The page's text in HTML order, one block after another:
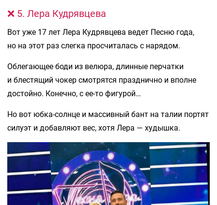
❌ 5. Лера Кудрявцева
Вот уже 17 лет Лера Кудрявцева ведет Песню года,
но на этот раз слегка просчиталась с нарядом.
Облегающее боди из велюра, длинные перчатки
и блестящий чокер смотрятся празднично и вполне
достойно. Конечно, с ее-то фигурой…
Но вот юбка-солнце и массивный бант на талии портят
силуэт и добавляют вес, хотя Лера — худышка.